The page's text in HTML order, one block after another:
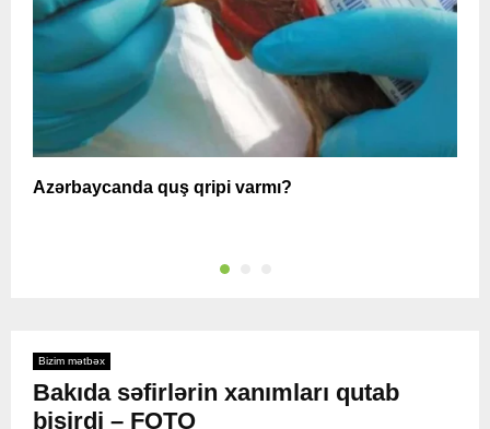
Azərbaycanda quş qripi varmı?
Bizim mətbəx
Bakıda səfirlərin xanımları qutab
bişirdi – FOTO